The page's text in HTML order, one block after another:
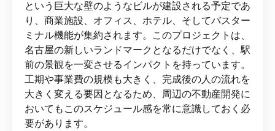
という巨大な壁のようなビルが建設される予定であ
り、商業施設、オフィス、ホテル、そしてバスター
ミナル機能が集約されます。このプロジェクトは、
名古屋の新しいランドマークとなるだけでなく、駅
前の景観を一変させるインパクトを持っています。
工期や事業費の規模も大きく、完成後の人の流れを
大きく変える要因となるため、周辺の不動産開発に
おいてもこのスケジュール感を常に意識しておく必
要があります。